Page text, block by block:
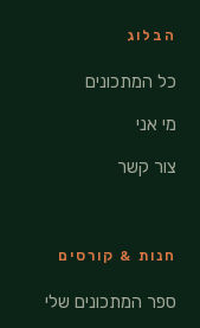
הבלוג
כל המתכונים
מי אני
צור קשר
חנות & קורסים
ספר המתכונים שלי